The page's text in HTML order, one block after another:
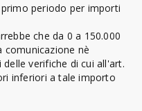
periodo per importi
che da 0 a 150.000
comunicazione nè
verifiche di cui all'art.
inferiori a tale importo